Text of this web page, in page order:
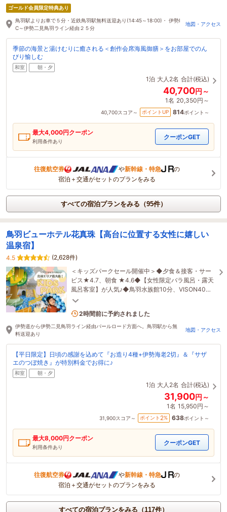
ゴールド会員限定特典あり
鳥羽駅よりお車で５分・近鉄鳥羽駅無料送迎あり(14:45～18:00)・ 伊勢I
C～伊勢二見鳥羽ライン経由２５分
地図・アクセス
季節の海景と湯けむりに癒される＜創作会席海風御膳＞をお部屋でのん
びり愉しむ
和室 朝・夕
1泊 大人2名 合計(税込)
40,700円～
1名 20,350円～
40,700スコア～ ポイントUP 814ポイント～
最大4,000円クーポン
利用条件あり
クーポンGET
往復航空券 や新幹線・特急
の
宿泊＋交通がセットのプランをみる
すべての宿泊プランをみる（95件）
鳥羽ビューホテル花真珠【高台に位置する女性に嬉しい
温泉宿】
4.5
(2,628件)
＜キッズパークセール開催中＞◆夕食＆接客・サー
ビス★4.7、朝食 ★4.6◆【女性限定バラ風呂・露天
風呂客室】が人気♪◆鳥羽水族館10分、VISON40分
◆部屋・風呂・ロビーから鳥羽湾ビュー
5名がこの宿を見ています
2時間前に予約されました
伊勢道から伊勢二見鳥羽ライン経由パールロード方面へ。鳥羽駅から無
料送迎あり
地図・アクセス
【平日限定】日頃の感謝を込めて『お造り4種+伊勢海老2切』＆『サザ
エのつぼ焼き』が特別料金でお得に♪
和室 朝・夕
1泊 大人2名 合計(税込)
31,900円～
1名 15,950円～
31,900スコア～ ポイント 2% 638ポイント～
最大8,000円クーポン
利用条件あり
クーポンGET
往復航空券 や新幹線・特急
の
宿泊＋交通がセットのプランをみる
すべての宿泊プランをみる（117件）